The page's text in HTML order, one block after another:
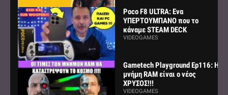
Poco F8 ULTRA: Ενα
ΥΠΕΡΤΟΥΜΠΑΝΟ που το
κάναμε STEAM DECK
VIDEOGAMES
Gametech Playground Ep116: Η
μνήμη RAM είναι ο νέος
ΧΡΥΣΟΣ!!!
VIDEOGAMES